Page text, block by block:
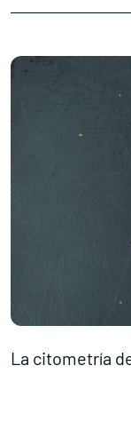
La citometría